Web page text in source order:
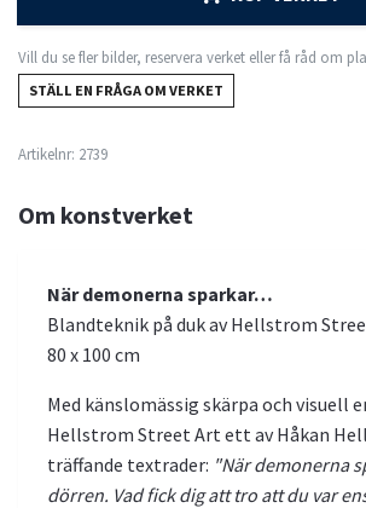
Vill du se fler bilder, reservera verket eller få råd om
STÄLL EN FRÅGA OM VERKET
Artikelnr: 2739
Om konstverket
När demonerna sparkar…
Blandteknik på duk av Hellstrom
80 x 100 cm
Med känslomässig skärpa och visuell
Hellstrom Street Art ett av Håkan
träffande textrader: "När demonerna
dörren. Vad fick dig att tro att du var